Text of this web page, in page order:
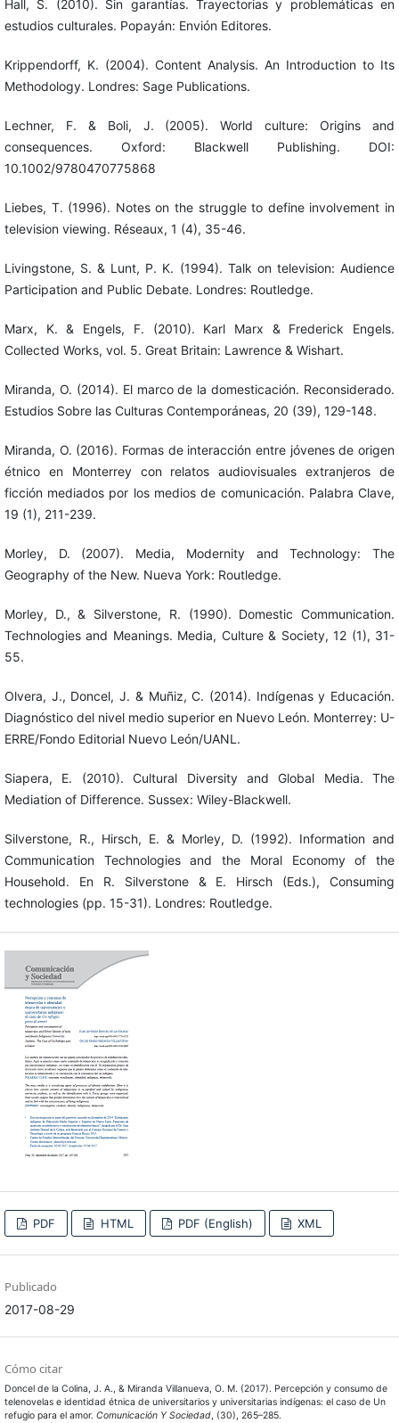
Hall, S. (2010). Sin garantías. Trayectorias y problemáticas en
estudios culturales. Popayán: Envión Editores.
Krippendorff, K. (2004). Content Analysis. An Introduction to Its
Methodology. Londres: Sage Publications.
Lechner, F. & Boli, J. (2005). World culture: Origins and
consequences. Oxford: Blackwell Publishing. DOI:
10.1002/9780470775868
Liebes, T. (1996). Notes on the struggle to define involvement in
television viewing. Réseaux, 1 (4), 35-46.
Livingstone, S. & Lunt, P. K. (1994). Talk on television: Audience
Participation and Public Debate. Londres: Routledge.
Marx, K. & Engels, F. (2010). Karl Marx & Frederick Engels.
Collected Works, vol. 5. Great Britain: Lawrence & Wishart.
Miranda, O. (2014). El marco de la domesticación. Reconsiderado.
Estudios Sobre las Culturas Contemporáneas, 20 (39), 129-148.
Miranda, O. (2016). Formas de interacción entre jóvenes de origen
étnico en Monterrey con relatos audiovisuales extranjeros de
ficción mediados por los medios de comunicación. Palabra Clave,
19 (1), 211-239.
Morley, D. (2007). Media, Modernity and Technology: The
Geography of the New. Nueva York: Routledge.
Morley, D., & Silverstone, R. (1990). Domestic Communication.
Technologies and Meanings. Media, Culture & Society, 12 (1), 31-
55.
Olvera, J., Doncel, J. & Muñiz, C. (2014). Indígenas y Educación.
Diagnóstico del nivel medio superior en Nuevo León. Monterrey: U-
ERRE/Fondo Editorial Nuevo León/UANL.
Siapera, E. (2010). Cultural Diversity and Global Media. The
Mediation of Difference. Sussex: Wiley-Blackwell.
Silverstone, R., Hirsch, E. & Morley, D. (1992). Information and
Communication Technologies and the Moral Economy of the
Household. En R. Silverstone & E. Hirsch (Eds.), Consuming
technologies (pp. 15-31). Londres: Routledge.
PDF HTML PDF (English) XML
Publicado
2017-08-29
Cómo citar
Doncel de la Colina, J. A., & Miranda Villanueva, O. M. (2017). Percepción y consumo de
telenovelas e identidad étnica de universitarios y universitarias indígenas: el caso de Un
refugio para el amor. Comunicación Y Sociedad, (30), 265–285.